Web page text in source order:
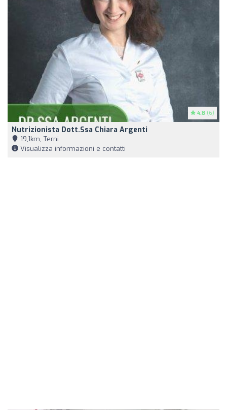
4.8 (6)
Nutrizionista Dott.ssa Chiara Argenti
19,1km, Terni
Visualizza informazioni e contatti